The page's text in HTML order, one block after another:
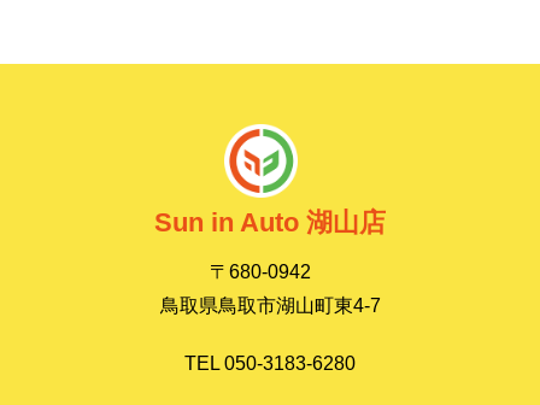
Sun in Auto 湖山店
〒680-0942
鳥取県鳥取市湖山町東4-7
TEL 050-3183-6280